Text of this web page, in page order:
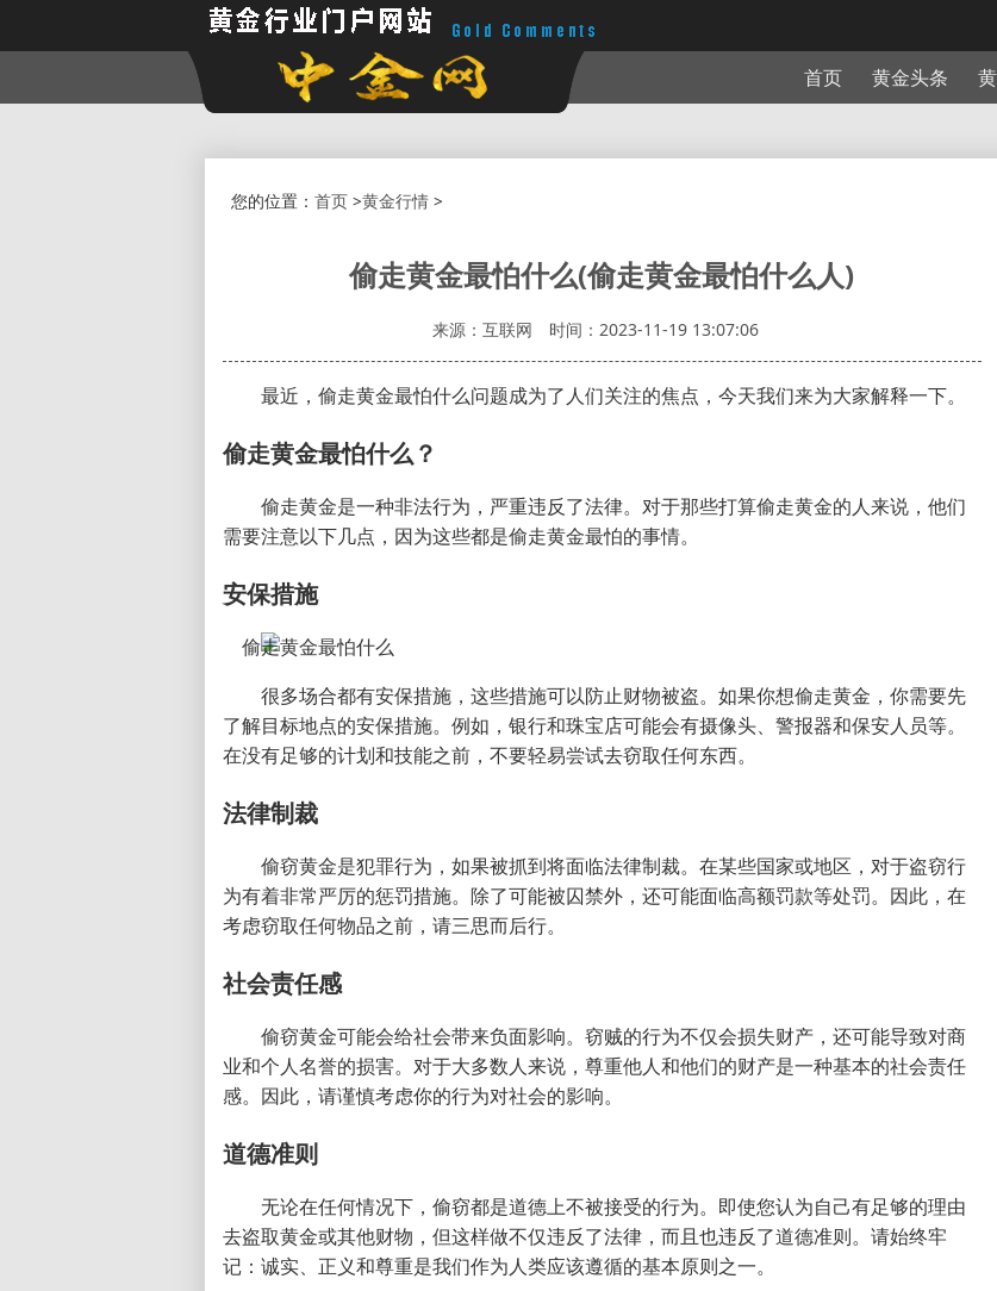
首页 黄金头条
您的位置： 首页>黄金行情>
偷走黄金最怕什么(偷走黄金最怕什么人)
来源：互联网 时间：2023-11-19 13:07:06
最近，偷走黄金最怕什么问题成为了人们关注的焦点，今天我们来为大家解释一下。
偷走黄金最怕什么？
偷走黄金是一种非法行为，严重违反了法律。对于那些打算偷走黄金的人来说，他们
需要注意以下几点，因为这些都是偷走黄金最怕的事情。
安保措施
很多场合都有安保措施，这些措施可以防止财物被盗。如果你想偷走黄金，你需要先
了解目标地点的安保措施。例如，银行和珠宝店可能会有摄像头、警报器和保安人员等。
在没有足够的计划和技能之前，不要轻易尝试去窃取任何东西。
法律制裁
偷窃黄金是犯罪行为，如果被抓到将面临法律制裁。在某些国家或地区，对于盗窃行
为有着非常严厉的惩罚措施。除了可能被囚禁外，还可能面临高额罚款等处罚。因此，在
考虑窃取任何物品之前，请三思而后行。
社会责任感
偷窃黄金可能会给社会带来负面影响。窃贼的行为不仅会损失财产，还可能导致对商
业和个人名誉的损害。对于大多数人来说，尊重他人和他们的财产是一种基本的社会责任
感。因此，请谨慎考虑你的行为对社会的影响。
道德准则
无论在任何情况下，偷窃都是道德上不被接受的行为。即使您认为自己有足够的理由
去盗取黄金或其他财物，但这样做不仅违反了法律，而且也违反了道德准则。请始终牢
记：诚实、正义和尊重是我们作为人类应该遵循的基本原则之一。